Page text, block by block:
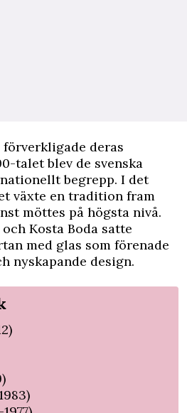
deras
talet blev de svenska
begrepp. I det
växte en tradition fram
möttes på högsta nivå.
Kosta Boda satte
med glas som förenade
nyskapande design.